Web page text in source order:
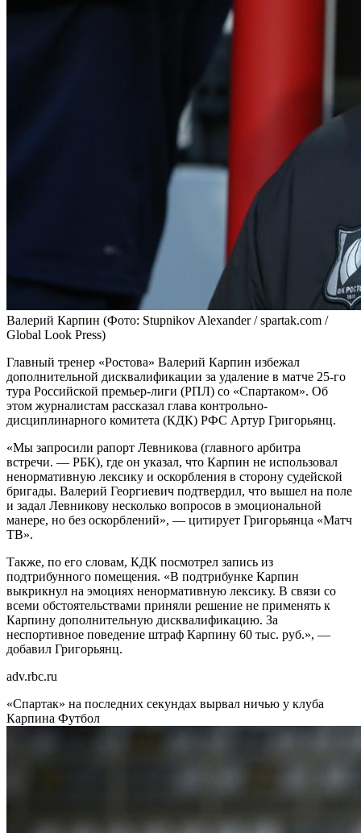
Валерий Карпин (Фото: Stupnikov Alexander / spartak.com /
Global Look Press)
Главный тренер «Ростова» Валерий Карпин избежал
дополнительной дисквалификации за удаление в матче 25-го
тура Российской премьер-лиги (РПЛ) со «Спартаком». Об
этом журналистам рассказал глава контрольно-
дисциплинарного комитета (КДК) РФС Артур Григорьянц.
«Мы запросили рапорт Левникова (главного арбитра
встречи. — РБК), где он указал, что Карпин не использовал
ненормативную лексику и оскорбления в сторону судейской
бригады. Валерий Георгиевич подтвердил, что вышел на поле
и задал Левникову несколько вопросов в эмоциональной
манере, но без оскорблений», — цитирует Григорьянца «Матч
ТВ».
Также, по его словам, КДК посмотрел запись из
подтрибунного помещения. «В подтрибунке Карпин
выкрикнул на эмоциях ненормативную лексику. В связи со
всеми обстоятельствами приняли решение не применять к
Карпину дополнительную дисквалификацию. За
неспортивное поведение штраф Карпину 60 тыс. руб.», —
добавил Григорьянц.
adv.rbc.ru
«Спартак» на последних секундах вырвал ничью у клуба
Карпина Футбол